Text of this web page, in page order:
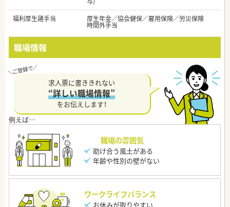
福利厚生諸手当
厚生年金／協会健保／雇用保険／労災保険
時間外手当
職場情報
求人票に書ききれない
“詳しい職場情報”
をお伝えします！
職場の雰囲気
助け合う風土がある
年齢や性別の壁がない
ワークライフバランス
お休みが取りやすい